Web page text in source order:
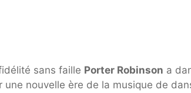
sans faille Porter Robinson a
une nouvelle ère de la musique de